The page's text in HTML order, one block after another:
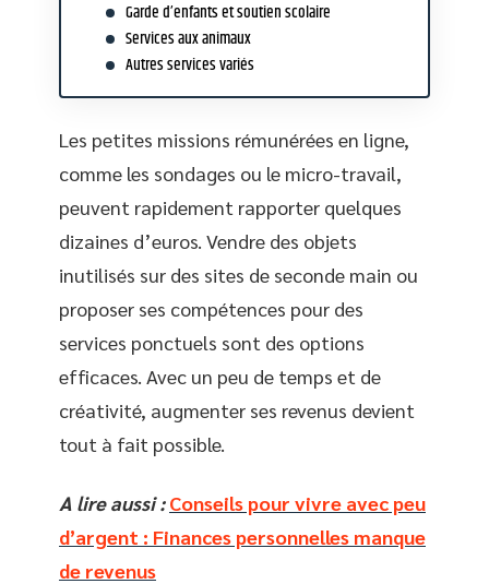
Garde d’enfants et soutien scolaire
Services aux animaux
Autres services variés
Les petites missions rémunérées en ligne,
comme les sondages ou le micro-travail,
peuvent rapidement rapporter quelques
dizaines d’euros. Vendre des objets
inutilisés sur des sites de seconde main ou
proposer ses compétences pour des
services ponctuels sont des options
efficaces. Avec un peu de temps et de
créativité, augmenter ses revenus devient
tout à fait possible.
A lire aussi : Conseils pour vivre avec peu
d’argent : Finances personnelles manque
de revenus